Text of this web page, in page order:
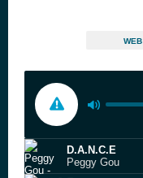
WEB
D.A.N.C.E
Peggy Gou